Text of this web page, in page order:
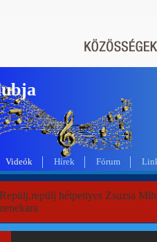
Videók Hírek Fórum
Repülj,repülj hétpettyes Zsuzsa
zenekara